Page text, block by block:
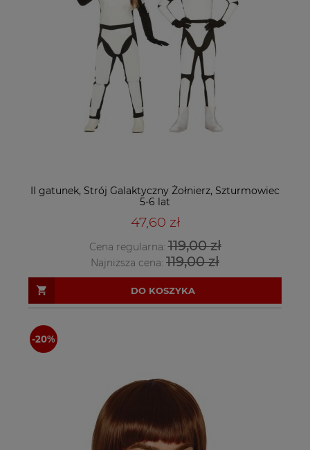
II gatunek, Strój Galaktyczny Żołnierz, Szturmowiec
5-6 lat
47,60 zł
Cena regularna:119,00 zł
Najniższa cena: 119,00 zł
DO KOSZYKA